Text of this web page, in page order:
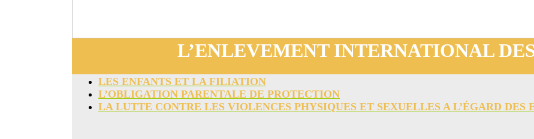
L’ENLEVEMENT INTERNATIONAL
LES ENFANTS ET LA FILIATION
L’OBLIGATION PARENTALE DE PROTECTION
LA LUTTE CONTRE LES VIOLENCES PHYSIQUES ET SEXUELLES A L’ÉGARD DES